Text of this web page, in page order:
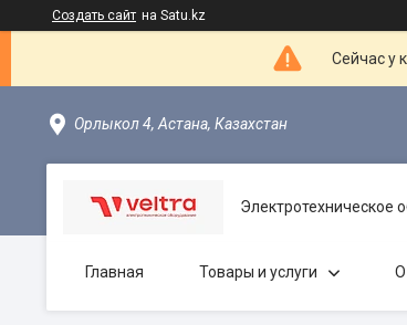
Создать сайт на Satu.kz
Сейчас у
Орлыкол 4, Астана, Казахстан
Электротехническое
Главная Товары и услуги О